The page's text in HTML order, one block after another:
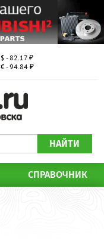
$ - 82.17 ₽
€ - 94.84 ₽
НАЙТИ
СПРАВОЧНИК